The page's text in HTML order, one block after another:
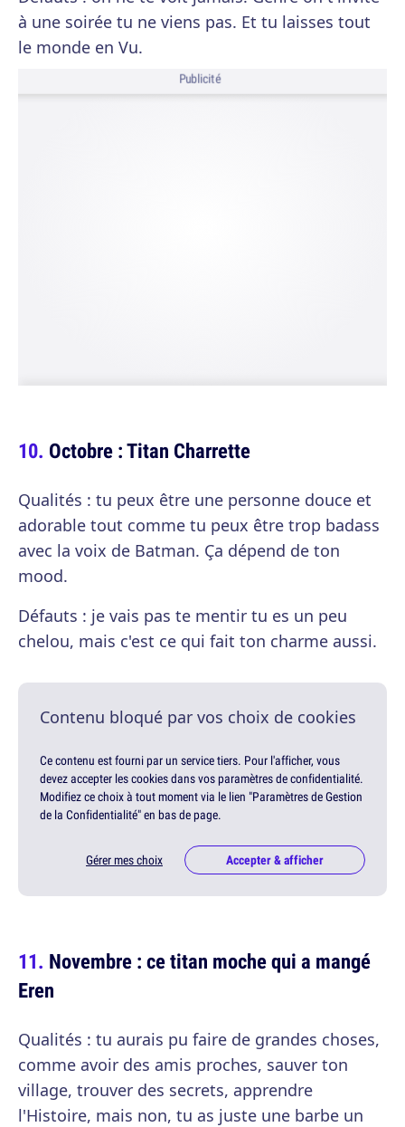
à une soirée tu ne viens pas. Et tu laisses tout
le monde en Vu.
Publicité
Octobre : Titan Charrette
Qualités : tu peux être une personne douce et
adorable tout comme tu peux être trop badass
avec la voix de Batman. Ça dépend de ton
mood.
Défauts : je vais pas te mentir tu es un peu
chelou, mais c'est ce qui fait ton charme aussi.
Contenu bloqué par vos choix de cookies
Ce contenu est fourni par un service tiers. Pour l'afficher, vous
devez accepter les cookies dans vos paramètres de confidentialité.
Modifiez ce choix à tout moment via le lien "Paramètres de Gestion
de la Confidentialité" en bas de page.
Gérer mes choix Accepter & afficher
Novembre : ce titan moche qui a mangé
Eren
Qualités : tu aurais pu faire de grandes choses,
comme avoir des amis proches, sauver ton
village, trouver des secrets, apprendre
l'Histoire, mais non, tu as juste une barbe un